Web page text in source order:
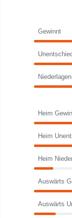
Gewinnt
Niederlagen
Heim
Heim
Heim
Auswärts
Auswärts